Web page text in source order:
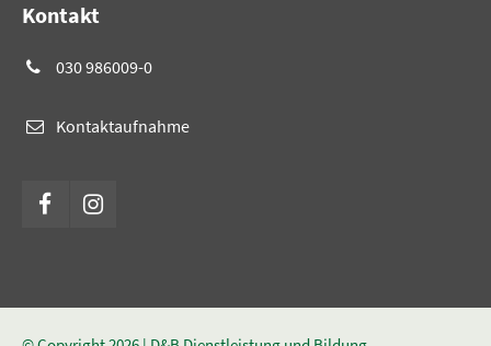
Kontakt
030 986009-0
Kontaktaufnahme